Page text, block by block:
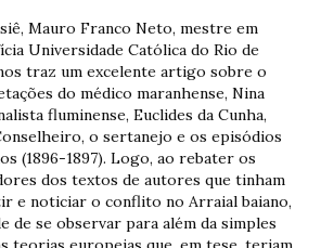
Mauro Franco Neto, mestre em
Universidade Católica do Rio de
traz um excelente artigo sobre o
do médico maranhense, Nina
fluminense, Euclides da Cunha,
o sertanejo e os episódios
(1896-1897). Logo, ao rebater os
dos textos de autores que tinham
e noticiar o conflito no Arraial baiano,
de se observar para além da simples